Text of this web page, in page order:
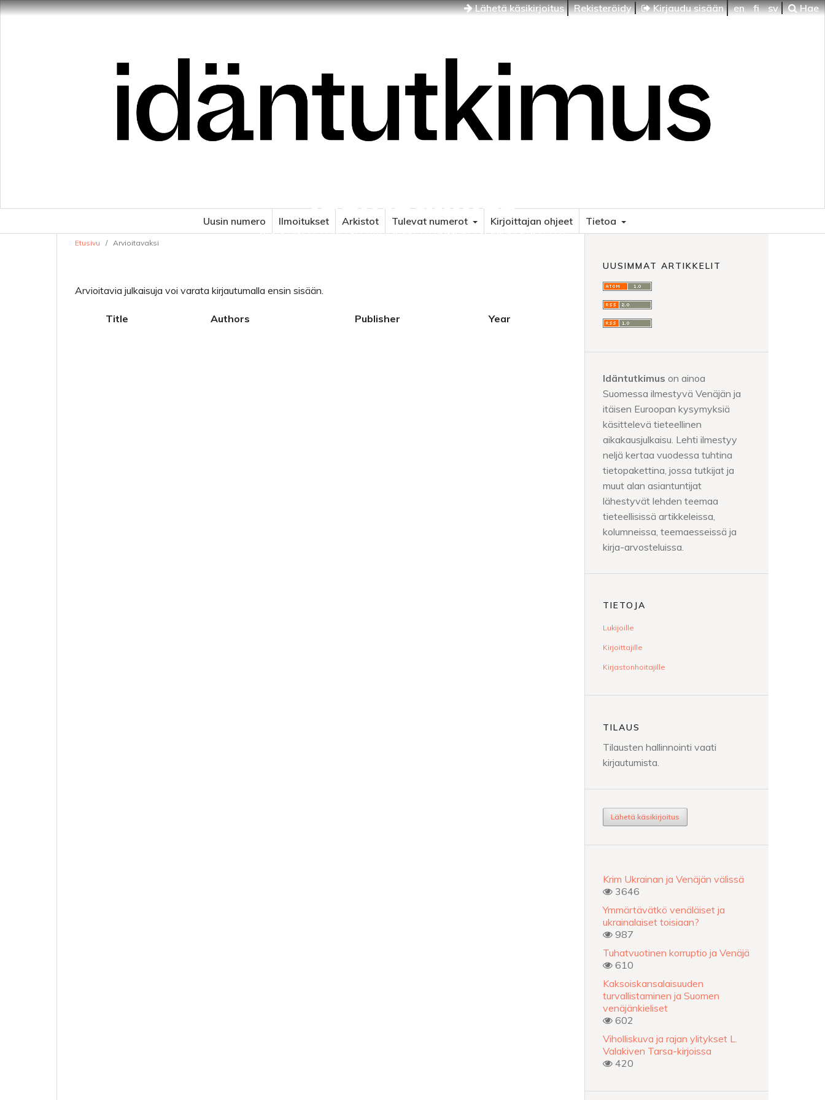
Lähetä käsikirjoitus Rekisteröidy Kirjaudu sisään en fi sv Hae
Idäntutkimus
VENÄJÄN JA ITÄISEN EUROOPAN TUTKIMUKSEN AIKAKAUSLEHTI
Uusin numero Ilmoitukset Arkistot Tulevat numerot Kirjoittajan ohjeet Tietoa
Etusivu / Arvioitavaksi
Arvioitavia julkaisuja voi varata kirjautumalla ensin sisään.
Title Authors Publisher Year
UUSIMMAT ARTIKKELIT
Idäntutkimus on ainoa
Suomessa ilmestyvä Venäjän ja
itäisen Euroopan kysymyksiä
käsittelevä tieteellinen
aikakausjulkaisu. Lehti ilmestyy
neljä kertaa vuodessa tuhtina
tietopakettina, jossa tutkijat ja
muut alan asiantuntijat
lähestyvät lehden teemaa
tieteellisissä artikkeleissa,
kolumneissa, teemaesseissä ja
kirja-arvosteluissa.
TIETOJA
Lukijoille
Kirjoittajille
Kirjastonhoitajille
TILAUS
Tilausten hallinnointi vaati
kirjautumista.
Lähetä käsikirjoitus
Krim Ukrainan ja Venäjän välissä
3646
Ymmärtävätkö venäläiset ja
ukrainalaiset toisiaan?
987
Tuhatvuotinen korruptio ja Venäjä
610
Kaksoiskansalaisuuden
turvallistaminen ja Suomen
venäjänkieliset
602
Viholliskuva ja rajan ylitykset L.
Valakiven Tarsa-kirjoissa
420